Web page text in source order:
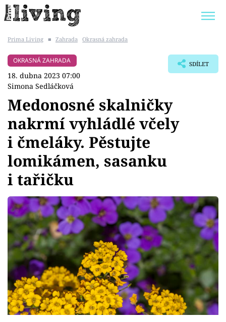
BYDLENÍ SLAVNÝCH
Témata
Bydlení
Zahrada
Design
Sledujte prima+
Přihlášení
Sledujte nás
Prima Living ■ Zahrada Okrasná zahrada
OKRASNÁ ZAHRADA
18. dubna 2023 07:00
Simona Sedláčková
SDÍLET
Medonosné skalničky
nakrmí vyhládlé včely
i čmeláky. Pěstujte
lomikámen, sasanku
i tařičku